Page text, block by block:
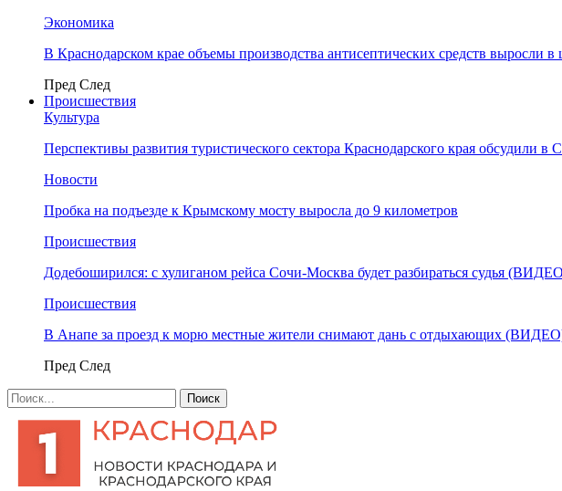
Экономика
В Краснодарском крае объемы производства антисептических средств выросли в
Пред След
Происшествия
Культура
Перспективы развития туристического сектора Краснодарского края обсудили в
Новости
Пробка на подъезде к Крымскому мосту выросла до 9 километров
Происшествия
Додебоширился: с хулиганом рейса Сочи-Москва будет разбираться судья
Происшествия
В Анапе за проезд к морю местные жители снимают дань с отдыхающих
Пред След